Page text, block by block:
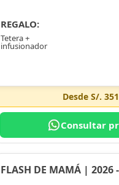
REGALO:
Tetera +
infusionador
DesdeS/. 351
Consultar
FLASH DE MAMÁ | 2026